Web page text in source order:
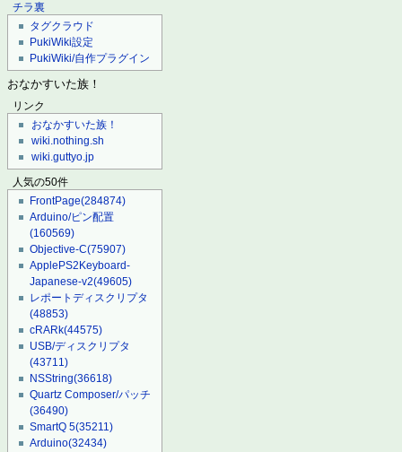
チラ裏
タグクラウド
PukiWiki設定
PukiWiki/自作プラグイン
おなかすいた族！
リンク
おなかすいた族！
wiki.nothing.sh
wiki.guttyo.jp
人気の50件
FrontPage(284874)
Arduino/ピン配置
(160569)
Objective-C(75907)
ApplePS2Keyboard-
Japanese-v2(49605)
レポートディスクリプタ
(48853)
cRARk(44575)
USB/ディスクリプタ
(43711)
NSString(36618)
Quartz Composer/パッチ
(36490)
SmartQ 5(35211)
Arduino(32434)